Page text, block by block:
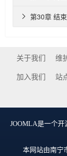
第30章 结

关于我们 维
加入我们 站
JOOMLA是一个开
本网站由南宁